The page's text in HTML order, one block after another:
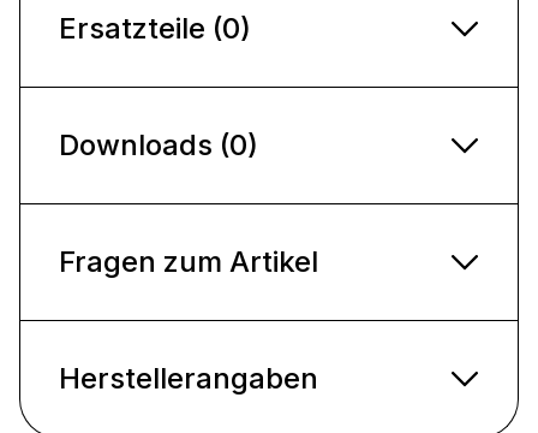
Ersatzteile (0)
Downloads (0)
Fragen zum Artikel
Herstellerangaben